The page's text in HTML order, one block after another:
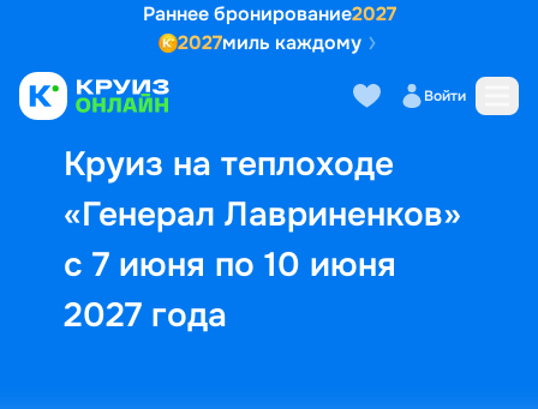
Раннее бронирование2027
2027миль каждому
Войти
Круиз на теплоходе
«Генерал Лавриненков»
с 7 июня по 10 июня
2027 года
Выбор кают Маршрут и